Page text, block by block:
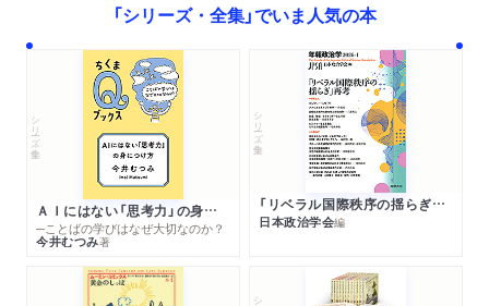
「シリーズ・全集」でいま人気の本
シリーズ・全集
ＡＩにはない「思考力」の身につけ方
─ことばの学びはなぜ大切なのか？
今井むつみ著
シリーズ・全集
「リベラル国際秩序の揺らぎ」再考 年報政治学２０２６‐Ⅰ
日本政治学会編